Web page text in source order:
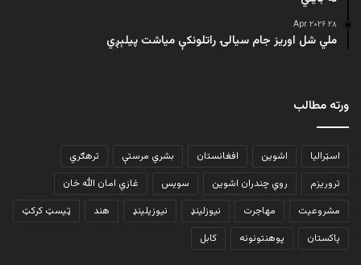
۲۸ Apr ۲۰۲۶
ملي شل اوریز جام سیالۍ راتلونکې میاشت پیلېږي
ورته مطالب
اسټرالیا اشوین افغانستان بشري مرستې
ترهګري
تروریزم
روي چندران اشوین سویس
غازي امان الله خان
مشروعیت
مهاجرت نیوزلینډ نیوزیلینډ هند
ټیسټ کرکټ
پاکستان
پوهنتونونه کابل